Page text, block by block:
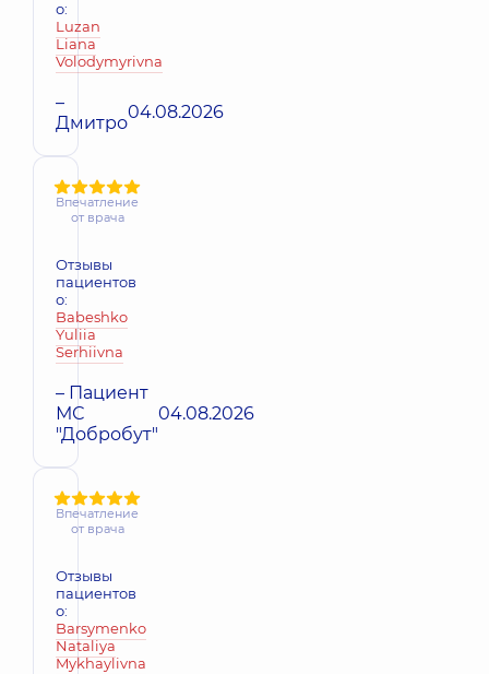
о:
Luzan
Liana
Volodymyrivna
–
Дмитро04.08.2026
Впечатление
от врача
Отзывы
пациентов
о:
Babeshko
Yuliia
Serhiivna
– Пациент
МС
"Добробут"
04.08.2026
Впечатление
от врача
Отзывы
пациентов
о:
Barsymenko
Nataliya
Mykhaylivna